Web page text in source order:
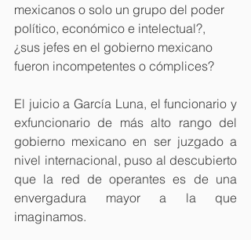
mexicanos o solo un grupo del poder
político, económico e intelectual?,
¿sus jefes en el gobierno mexicano
fueron incompetentes o cómplices?
El juicio a García Luna, el funcionario y
exfuncionario de más alto rango del
gobierno mexicano en ser juzgado a
nivel internacional, puso al descubierto
que la red de operantes es de una
envergadura mayor a la que
imaginamos.